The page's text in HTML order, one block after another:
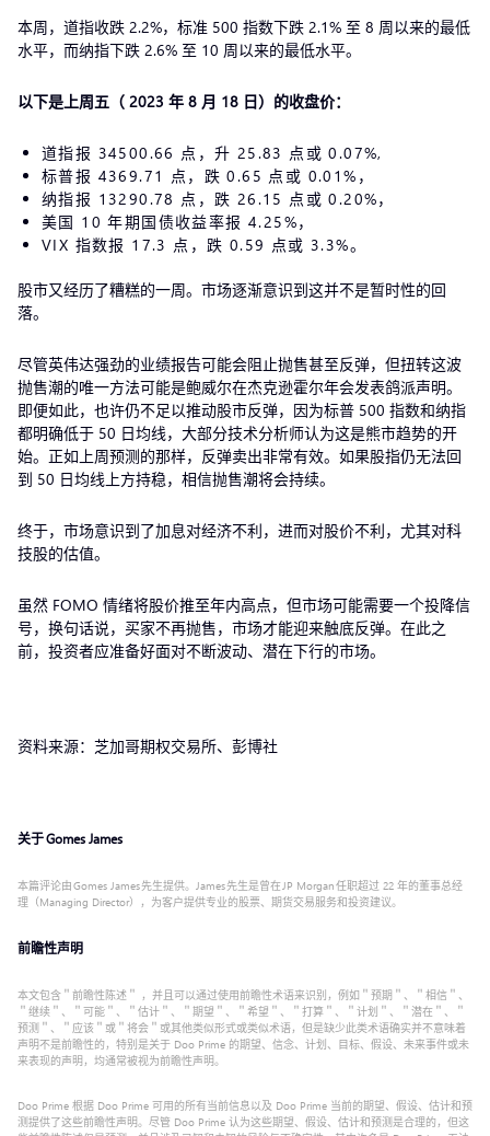
本周，道指收跌 2.2%，标准 500 指数下跌 2.1% 至 8 周以来的最低
水平，而纳指下跌 2.6% 至 10 周以来的最低水平。
以下是上周五 （ 2023 年 8 月 18 日）的收盘价：
道指报 34500.66 点，升 25.83 点或 0.07%,
标普报 4369.71 点，跌 0.65 点或 0.01%，
纳指报 13290.78 点，跌 26.15 点或 0.20%，
美国 10 年期国债收益率报 4.25%，
VIX 指数报 17.3 点，跌 0.59 点或 3.3%。
股市又经历了糟糕的一周。市场逐渐意识到这并不是暂时性的回
落。
尽管英伟达强劲的业绩报告可能会阻止抛售甚至反弹，但扭转这波
抛售潮的唯一方法可能是鲍威尔在杰克逊霍尔年会发表鸽派声明。
即便如此，也许仍不足以推动股市反弹，因为标普 500 指数和纳指
都明确低于 50 日均线，大部分技术分析师认为这是熊市趋势的开
始。正如上周预测的那样，反弹卖出非常有效。如果股指仍无法回
到 50 日均线上方持稳，相信抛售潮将会持续。
终于，市场意识到了加息对经济不利，进而对股价不利，尤其对科
技股的估值。
虽然 FOMO 情绪将股价推至年内高点，但市场可能需要一个投降信
号，换句话说，买家不再抛售，市场才能迎来触底反弹。在此之
前，投资者应准备好面对不断波动、潜在下行的市场。
资料来源：芝加哥期权交易所、彭博社
关于 Gomes James
本篇评论由 Gomes James 先生提供。James 先生是曾在 JP Morgan 任职超过 22 年的董事总经
理（Managing Director），为客户提供专业的股票、期货交易服务和投资建议。
前瞻性声明
本文包含＂前瞻性陈述＂ ，并且可以通过使用前瞻性术语来识别，例如＂预期＂、＂相信＂、
＂继续＂、＂可能＂、＂估计＂、＂期望＂、＂希望＂、＂打算＂、＂计划＂、＂潜在＂、＂
预测＂、＂应该＂或＂将会＂或其他类似形式或类似术语，但是缺少此类术语确实并不意味着
声明不是前瞻性的，特别是关于 Doo Prime 的期望、信念、计划、目标、假设、未来事件或未
来表现的声明，均通常被视为前瞻性声明。
Doo Prime 根据 Doo Prime 可用的所有当前信息以及 Doo Prime 当前的期望、假设、估计和预
测提供了这些前瞻性声明。尽管 Doo Prime 认为这些期望、假设、估计和预测是合理的，但这